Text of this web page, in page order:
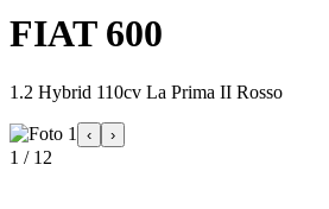
FIAT 600
1.2 Hybrid 110cv La Prima II Rosso
‹ ›
1 / 12